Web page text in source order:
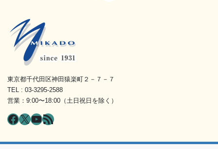
東京都千代田区神田猿楽町２－７－７
TEL : 03-3295-2588
営業：9:00〜18:00（土日祝日を除く）
Facebook
X YouTube
RSS フィード